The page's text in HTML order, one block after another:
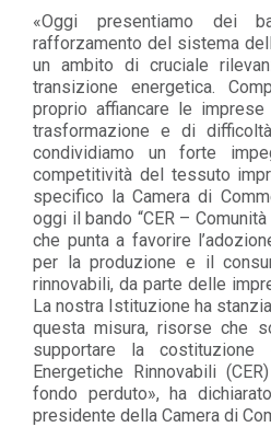
«Oggi presentiamo dei
rafforzamento del sistema
un ambito di cruciale
transizione energetica.
proprio affiancare le
trasformazione e di
condividiamo un forte
competitività del tessuto
specifico la Camera di
oggi il bando “CER –
che punta a favorire
per la produzione e il
rinnovabili, da parte delle
La nostra Istituzione ha
questa misura, risorse che
supportare la costituzione
Energetiche Rinnovabili
fondo perduto», ha dichiarato
presidente della Camera di